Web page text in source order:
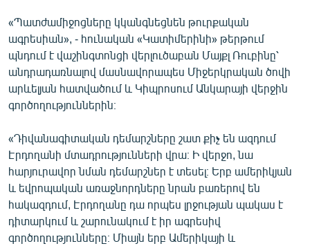
«Պատժամիջոցները կկանգնեցնեն թուրքական
ագրեսիան», - հունական «Կատիմերինի» թերթում
պնդում է վաշինգտոնցի վերլուծաբան Մայքլ Ռուբինը՝
անդրադառնալով մասնավորապես Միջերկրական ծովի
արևելյան հատվածում և Կիպրոսում Անկարայի վերջին
գործողություններին։
«Դիվանագիտական դեմարշները շատ քիչ են ազդում
Էրդողանի մտադրությունների վրա։ Ի վերջո, նա
հարյուրավոր նման դեմարշներ է տեսել։ Երբ ամերիկյան
և եվրոպական առաջնորդները նրան բառերով են
հակազդում, Էրդողանը դա որպես լրջության պակաս է
դիտարկում և շարունակում է իր ագրեսիվ
գործողությունները։ Միայն երբ Ամերիկայի և